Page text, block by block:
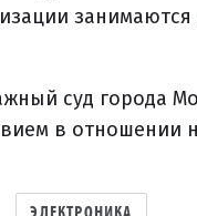
суд города
в отношении